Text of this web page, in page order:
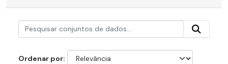
Ordenar por